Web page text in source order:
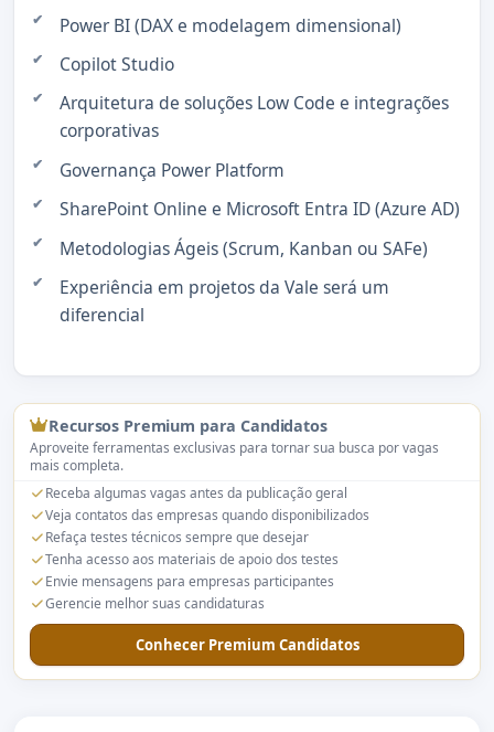
Power BI (DAX e modelagem dimensional)
Copilot Studio
Arquitetura de soluções Low Code e integrações
corporativas
Governança Power Platform
SharePoint Online e Microsoft Entra ID (Azure AD)
Metodologias Ágeis (Scrum, Kanban ou SAFe)
Experiência em projetos da Vale será um
diferencial
Recursos Premium para Candidatos
Aproveite ferramentas exclusivas para tornar sua busca por vagas
mais completa.
Receba algumas vagas antes da publicação geral
Veja contatos das empresas quando disponibilizados
Refaça testes técnicos sempre que desejar
Tenha acesso aos materiais de apoio dos testes
Envie mensagens para empresas participantes
Gerencie melhor suas candidaturas
Conhecer Premium Candidatos